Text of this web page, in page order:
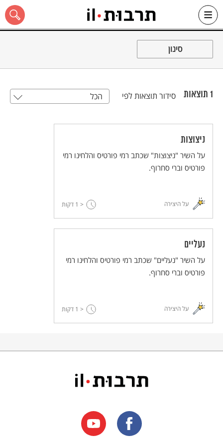
Skip
כל האתר
סינון
1 תוצאות סידור תוצאות לפי הכל
ניצוצות
על השיר "ניצוצות" שכתב רמי פורטיס והלחינו רמי
פורטיס וברי סחרוף.
על היצירה < 1 דקות
נעליים
על השיר "נעליים" שכתב רמי פורטיס והלחינו רמי
פורטיס וברי סחרוף.
על היצירה < 1 דקות